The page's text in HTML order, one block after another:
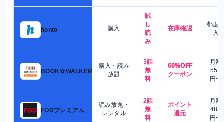
honto 購入
試
し
読
み
在庫確認
都度
入
BOOK☆WALKER
購入・読み
放題
3話
無
料
60%OFF
クーポン
月額
550
円〜
FODプレミアム
読み放題・
レンタル
2話
無
料
ポイント
還元
月額
480
円〜